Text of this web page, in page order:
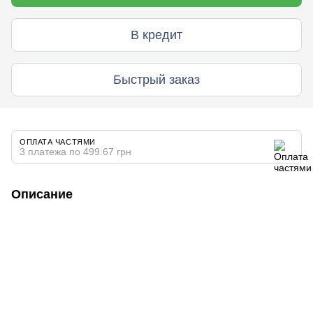
В кредит
Быстрый заказ
ОПЛАТА ЧАСТЯМИ
3 платежа по 499.67 грн
Описание